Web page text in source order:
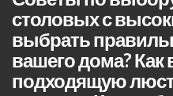
столовых с
выбрать
вашего дома?
подходящую